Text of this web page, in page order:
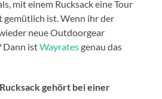
mit einem Rucksack eine Tour
gemütlich ist. Wenn ihr der
neue Outdoorgear
Dann istWayratesgenau das
gehört bei einer